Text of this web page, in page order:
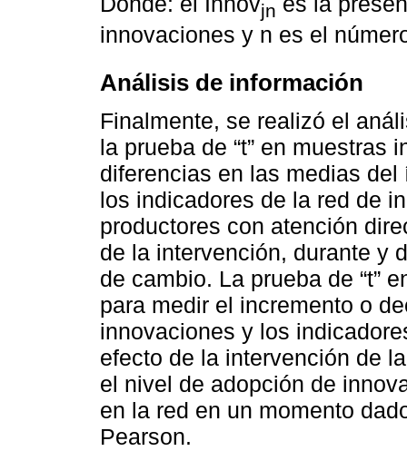
jn
innovaciones y n es el
Análisis de información
Finalmente, se realizó el
la prueba de “t” en muestras
diferencias en las medias
los indicadores de la red de
productores con atención
de la intervención, durante y
de cambio. La prueba de “t”
para medir el incremento o
innovaciones y los
efecto de la intervención de
el nivel de adopción de
en la red en un momento
Pearson.